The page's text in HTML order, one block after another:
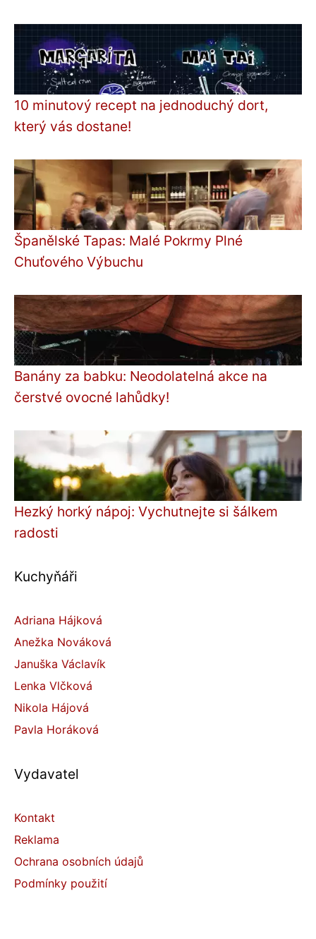
10 minutový recept na jednoduchý dort,
který vás dostane!
Španělské Tapas: Malé Pokrmy Plné
Chuťového Výbuchu
Banány za babku: Neodolatelná akce na
čerstvé ovocné lahůdky!
Hezký horký nápoj: Vychutnejte si šálkem
radosti
Kuchyňáři
Adriana Hájková
Anežka Nováková
Januška Václavík
Lenka Vlčková
Nikola Hájová
Pavla Horáková
Vydavatel
Kontakt
Reklama
Ochrana osobních údajů
Podmínky použití